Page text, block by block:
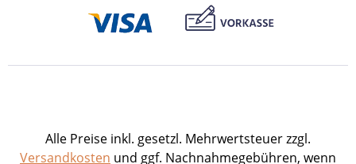
Alle Preise inkl. gesetzl. Mehrwertsteuer zzgl.
Versandkosten und ggf. Nachnahmegebühren, wenn